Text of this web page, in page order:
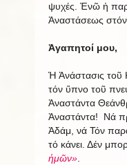
ψυχές. Ἐνῶ ἡ
Ἀναστάσεως
Ἀγαπητοί μου,
Ἡ Ἀνάστασις τοῦ
τόν ὕπνο τοῦ
Ἀναστάντα
Ἀναστάντα! Νά
Ἀδάμ, νά Τόν
τό κάνει. Δέν
ἡμῶν».